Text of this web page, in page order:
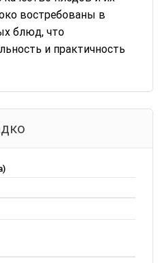
востребованы в
блюд, что
и практичность